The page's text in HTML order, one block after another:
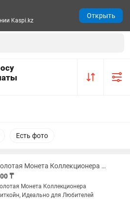
Есть фото
Золотая Монета Коллекционера Биткоин, Идеально для Любителей Криптовалют.
₸
Монета Коллекционера
Идеально для Любителей
Kaspi.kz
Открыть